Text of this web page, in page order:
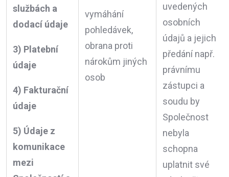
službách a
dodací údaje
3) Platební
údaje
4) Fakturační
údaje
5) Údaje z
komunikace
mezi
vymáhání
pohledávek,
obrana proti
nárokům jiných
osob
uvedených
osobních
údajů a jejich
předání např.
právnímu
zástupci a
soudu by
Společnost
nebyla
schopna
uplatnit své